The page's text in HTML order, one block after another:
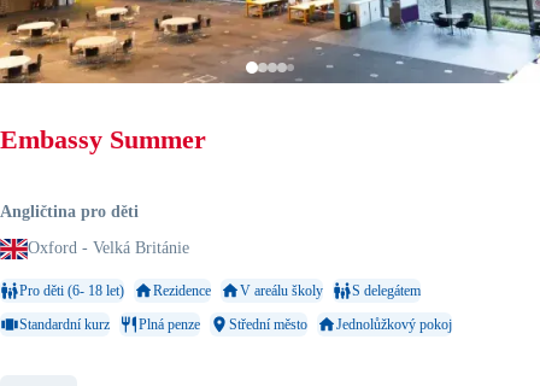
Embassy Summer
Angličtina pro děti
Oxford - Velká Británie
Pro děti (6- 18 let) Rezidence V areálu školy
S delegátem
Standardní kurz
Plná penze Střední město Jednolůžkový pokoj